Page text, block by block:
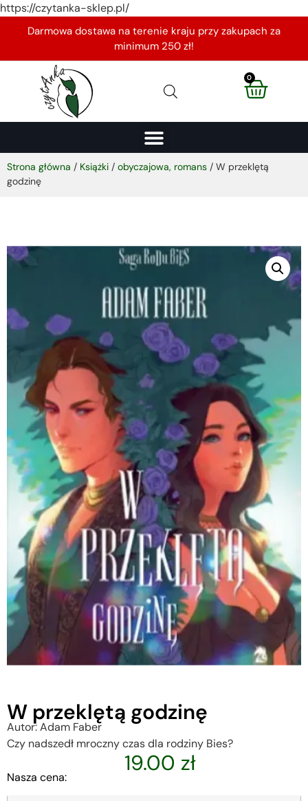
https://czytanka-sklep.pl/
Darmowa dostawa na terenie kraju przy zakupach za
minimum 250 zł!
0
Strona główna / Książki / obyczajowa, romans / W przeklętą
godzinę
W przeklętą godzinę
Autor: Adam Faber
Czy nadszedł mroczny czas dla rodziny Bies?
Nasza cena:
19.00 zł